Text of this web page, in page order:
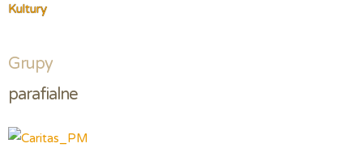
Kultury
Grupy
parafialne